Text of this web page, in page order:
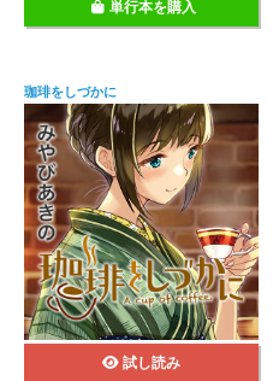
単行本を購入
珈琲をしづかに
試し読み